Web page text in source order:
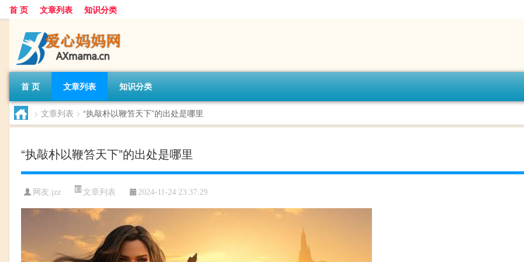
首 页 文章列表 知识分类
首 页 文章列表 知识分类
> 文章列表 > “执敲朴以鞭笞天下”的出处是哪里
“执敲朴以鞭笞天下”的出处是哪里
网友:jzz 文章列表 2024-11-24 23:37:29